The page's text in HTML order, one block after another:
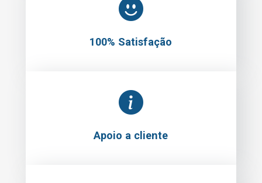
100% Satisfação
Apoio a cliente